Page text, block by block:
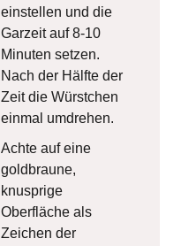
einstellen und die
Garzeit auf 8-10
Minuten setzen.
Nach der Hälfte der
Zeit die Würstchen
einmal umdrehen.
Achte auf eine
goldbraune,
knusprige
Oberfläche als
Zeichen der